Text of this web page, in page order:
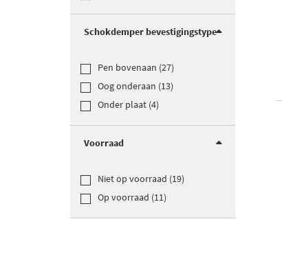
Schokdemper bevestigingstype
Pen bovenaan (27)
Oog onderaan (13)
Onder plaat (4)
Voorraad
Niet op voorraad (19)
Op voorraad (11)